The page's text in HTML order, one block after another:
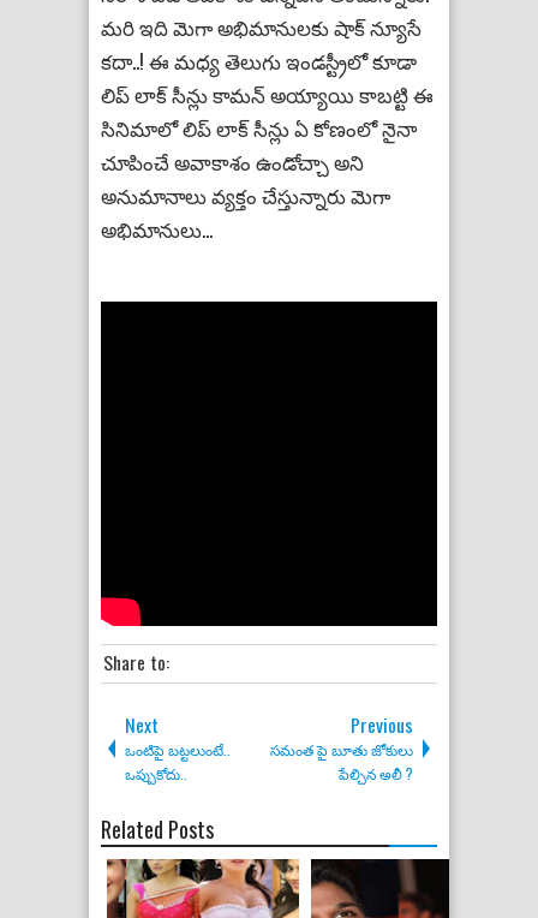
మరి ఇది మెగా అభిమానులకు షాక్ న్యూసే
కదా..! ఈ మధ్య తెలుగు ఇండస్ట్రీలో కూడా
లిప్ లాక్ సీన్లు కామన్ అయ్యాయి కాబట్టి ఈ
సినిమాలో లిప్ లాక్ సీన్లు ఏ కోణంలో నైనా
చూపించే అవాకాశం ఉండోచ్చా అని
అనుమానాలు వ్యక్తం చేస్తున్నారు మెగా
అభిమానులు...
Share to:
Next
ఒంటిపై బట్టలుంటే..
ఒప్పుకోదు..
Previous
సమంత పై బూతు జోకులు
పేల్చిన అలీ ?
Related Posts